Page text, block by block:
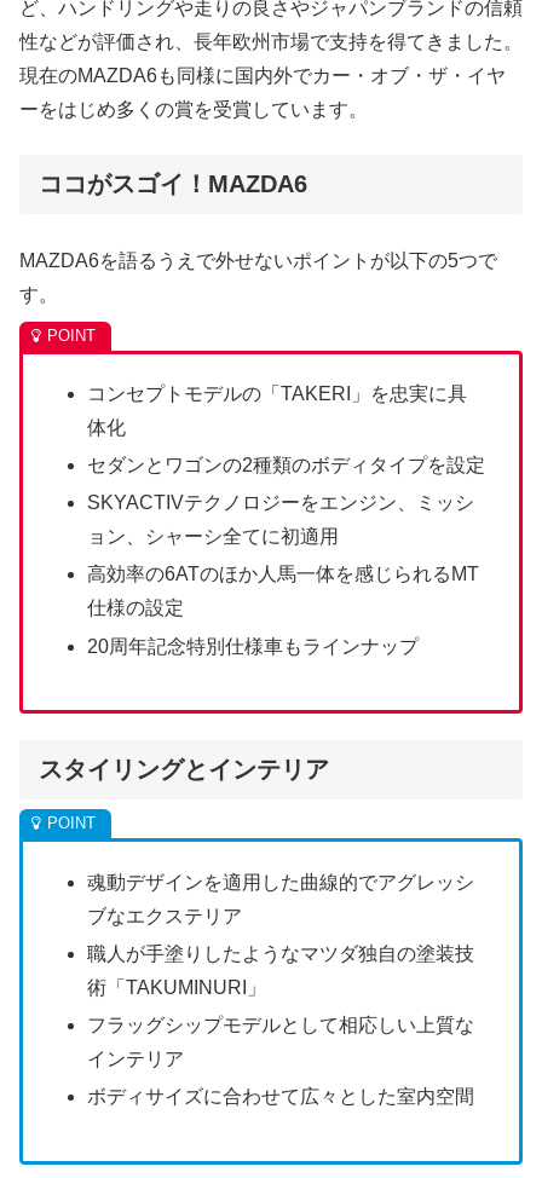
ど、ハンドリングや走りの良さやジャパンブランドの信頼
性などが評価され、長年欧州市場で支持を得てきました。
現在のMAZDA6も同様に国内外でカー・オブ・ザ・イヤ
ーをはじめ多くの賞を受賞しています。
ココがスゴイ！MAZDA6
MAZDA6を語るうえで外せないポイントが以下の5つで
す。
コンセプトモデルの「TAKERI」を忠実に具
体化
セダンとワゴンの2種類のボディタイプを設定
SKYACTIVテクノロジーをエンジン、ミッシ
ョン、シャーシ全てに初適用
高効率の6ATのほか人馬一体を感じられるMT
仕様の設定
20周年記念特別仕様車もラインナップ
スタイリングとインテリア
魂動デザインを適用した曲線的でアグレッシ
ブなエクステリア
職人が手塗りしたようなマツダ独自の塗装技
術「TAKUMINURI」
フラッグシップモデルとして相応しい上質な
インテリア
ボディサイズに合わせて広々とした室内空間